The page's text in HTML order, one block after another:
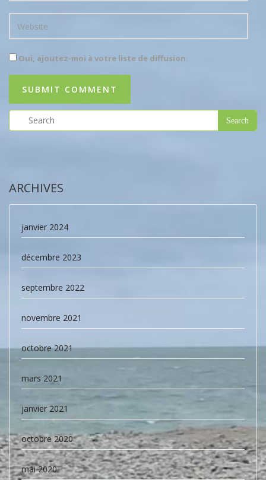
Oui, ajoutez-moi à votre liste de diffusion.
ARCHIVES
janvier 2024
décembre 2023
septembre 2022
novembre 2021
octobre 2021
mars 2021
janvier 2021
octobre 2020
mai 2020